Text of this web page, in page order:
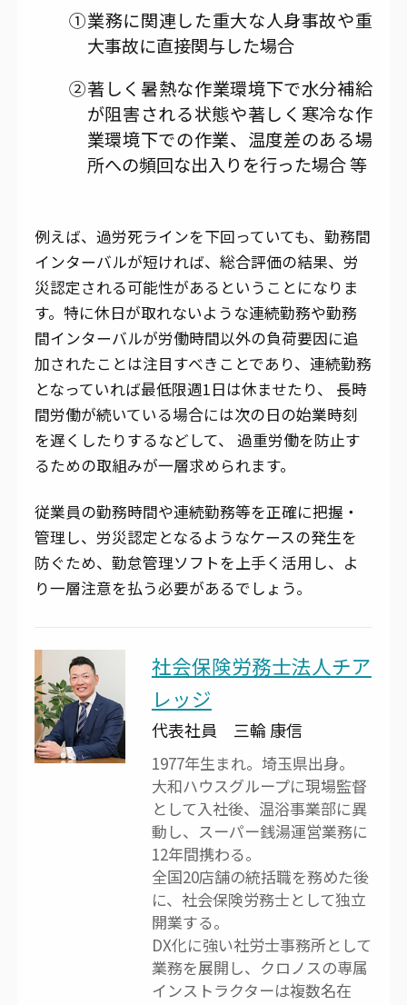
①業務に関連した重大な人身事故や重
大事故に直接関与した場合
②著しく暑熱な作業環境下で水分補給
が阻害される状態や著しく寒冷な作
業環境下での作業、温度差のある場
所への頻回な出入りを行った場合 等
例えば、過労死ラインを下回っていても、勤務間
インターバルが短ければ、総合評価の結果、労
災認定される可能性があるということになりま
す。特に休日が取れないような連続勤務や勤務
間インターバルが労働時間以外の負荷要因に追
加されたことは注目すべきことであり、連続勤務
となっていれば最低限週1日は休ませたり、 長時
間労働が続いている場合には次の日の始業時刻
を遅くしたりするなどして、 過重労働を防止す
るための取組みが一層求められます。
従業員の勤務時間や連続勤務等を正確に把握・
管理し、労災認定となるようなケースの発生を
防ぐため、勤怠管理ソフトを上手く活用し、よ
り一層注意を払う必要があるでしょう。
社会保険労務士法人チア
レッジ
代表社員 三輪 康信
1977年生まれ。埼玉県出身。
大和ハウスグループに現場監督
として入社後、温浴事業部に異
動し、スーパー銭湯運営業務に
12年間携わる。
全国20店舗の統括職を務めた後
に、社会保険労務士として独立
開業する。
DX化に強い社労士事務所として
業務を展開し、クロノスの専属
インストラクターは複数名在